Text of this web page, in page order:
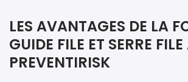
LES AVANTAGES DE LA
GUIDE FILE ET SERRE
PREVENTIRISK